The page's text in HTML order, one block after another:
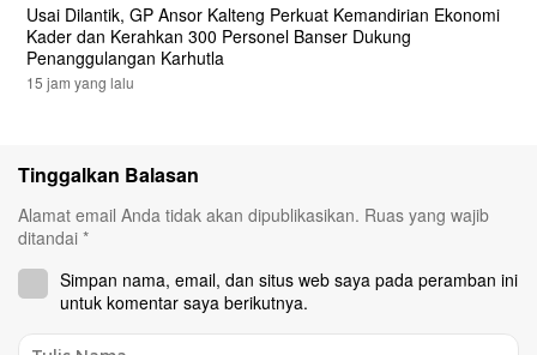
Usai Dilantik, GP Ansor Kalteng Perkuat Kemandirian Ekonomi
Kader dan Kerahkan 300 Personel Banser Dukung
Penanggulangan Karhutla
15 jam yang lalu
Tinggalkan Balasan
Alamat email Anda tidak akan dipublikasikan. Ruas yang wajib
ditandai *
Simpan nama, email, dan situs web saya pada peramban ini
untuk komentar saya berikutnya.